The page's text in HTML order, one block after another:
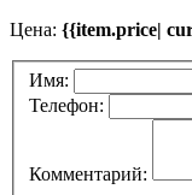
Цена: {{item.price|
Имя:
Телефон:
Комментарий: